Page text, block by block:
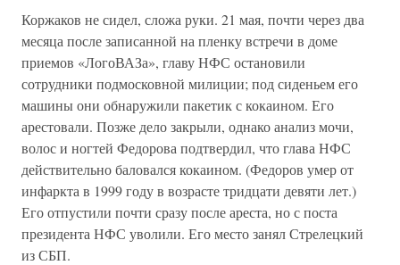
Коржаков не сидел, сложа руки. 21 мая, почти через два
месяца после записанной на пленку встречи в доме
приемов «ЛогоВАЗа», главу НФС остановили
сотрудники подмосковной милиции; под сиденьем его
машины они обнаружили пакетик с кокаином. Его
арестовали. Позже дело закрыли, однако анализ мочи,
волос и ногтей Федорова подтвердил, что глава НФС
действительно баловался кокаином. (Федоров умер от
инфаркта в 1999 году в возрасте тридцати девяти лет.)
Его отпустили почти сразу после ареста, но с поста
президента НФС уволили. Его место занял Стрелецкий
из СБП.